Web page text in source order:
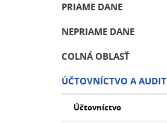
PRIAME DANE
NEPRIAME DANE
COLNÁ OBLASŤ
ÚČTOVNÍCTVO A AUDIT
Účtovníctvo